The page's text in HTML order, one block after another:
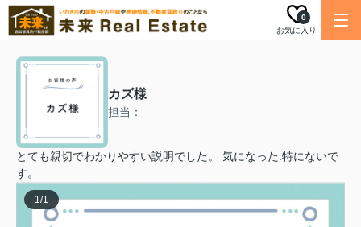
お気に入り
0
カズ様
担当：
とても親切でわかりやすい説明でした。 気になった:特にないで
す。
1/1